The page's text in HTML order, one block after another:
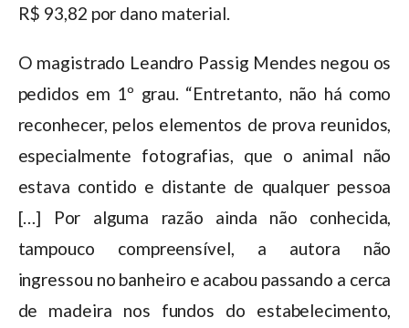
R$ 93,82 por dano material.
O magistrado Leandro Passig Mendes negou os
pedidos em 1º grau. “Entretanto, não há como
reconhecer, pelos elementos de prova reunidos,
especialmente fotografias, que o animal não
estava contido e distante de qualquer pessoa
[…] Por alguma razão ainda não conhecida,
tampouco compreensível, a autora não
ingressou no banheiro e acabou passando a cerca
de madeira nos fundos do estabelecimento,